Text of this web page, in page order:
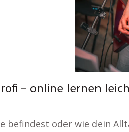
– online lernen
befindest oder wie dein